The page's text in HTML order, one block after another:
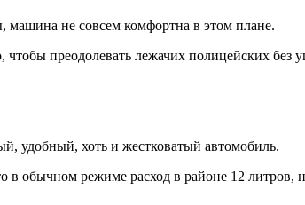
машина не совсем комфортна в этом плане.
преодолевать лежачих полицейских без
удобный, хоть и жестковатый автомобиль.
обычном режиме расход в районе 12 литров,